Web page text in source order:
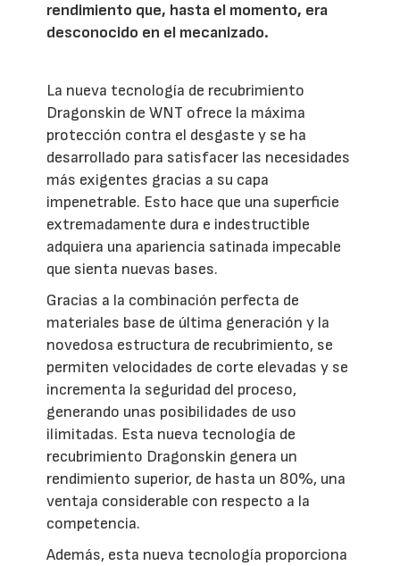
rendimiento que, hasta el momento, era
desconocido en el mecanizado.
La nueva tecnología de recubrimiento
Dragonskin de WNT ofrece la máxima
protección contra el desgaste y se ha
desarrollado para satisfacer las necesidades
más exigentes gracias a su capa
impenetrable. Esto hace que una superficie
extremadamente dura e indestructible
adquiera una apariencia satinada impecable
que sienta nuevas bases.
Gracias a la combinación perfecta de
materiales base de última generación y la
novedosa estructura de recubrimiento, se
permiten velocidades de corte elevadas y se
incrementa la seguridad del proceso,
generando unas posibilidades de uso
ilimitadas. Esta nueva tecnología de
recubrimiento Dragonskin genera un
rendimiento superior, de hasta un 80%, una
ventaja considerable con respecto a la
competencia.
Además, esta nueva tecnología proporciona